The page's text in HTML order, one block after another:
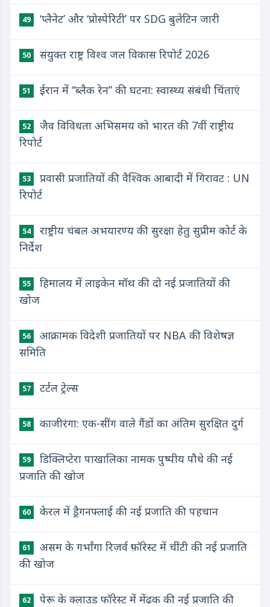
49 ‘प्लैनेट’ और ‘प्रोस्पेरिटी’ पर SDG बुलेटिन जारी
50 संयुक्त राष्ट्र विश्व जल विकास रिपोर्ट 2026
51 ईरान में “ब्लैक रेन” की घटना: स्वास्थ्य संबंधी चिंताएं
52
जैव विविधता अभिसमय को भारत की 7वीं राष्ट्रीय
रिपोर्ट
53
प्रवासी प्रजातियों की वैश्विक आबादी में गिरावट : UN
रिपोर्ट
54
राष्ट्रीय चंबल अभयारण्य की सुरक्षा हेतु सुप्रीम कोर्ट के
निर्देश
55
हिमालय में लाइकेन मॉथ की दो नई प्रजातियों की
खोज
56
आक्रामक विदेशी प्रजातियों पर NBA की विशेषज्ञ
समिति
57 टर्टल ट्रेल्स
58 काजीरंगा: एक-सींग वाले गैंडों का अंतिम सुरक्षित दुर्ग
59
डिक्लिप्टेरा पाखालिका नामक पुष्पीय पौधे की नई
प्रजाति की खोज
60 केरल में ड्रैगनफ्लाई की नई प्रजाति की पहचान
61
असम के गर्भांगा रिज़र्व फ़ॉरेस्ट में चींटी की नई प्रजाति
की खोज
62
पेरू के क्लाउड फॉरेस्ट में मेंढक की नई प्रजाति की